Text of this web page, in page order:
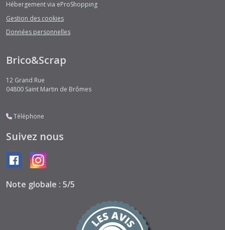
Hébergement via eProShopping
Gestion des cookies
Données personnelles
Brico&Scrap
12 Grand Rue
04800 Saint Martin de Brômes
Téléphone
Suivez nous
Note globale : 5/5